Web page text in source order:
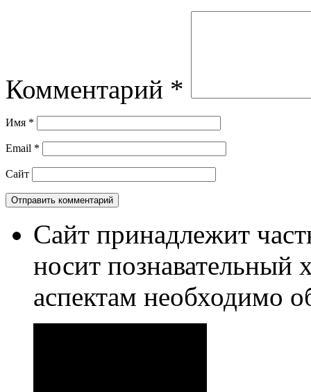
Комментарий *
Имя *
Email *
Сайт
Сайт принадлежит
носит познавательный
аспектам необходимо